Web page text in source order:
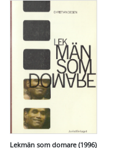
Lekmän som domare (1996)